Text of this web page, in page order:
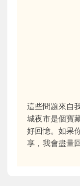
這些問題來自
城夜市是個寶
好回憶。如果
享，我會盡量回